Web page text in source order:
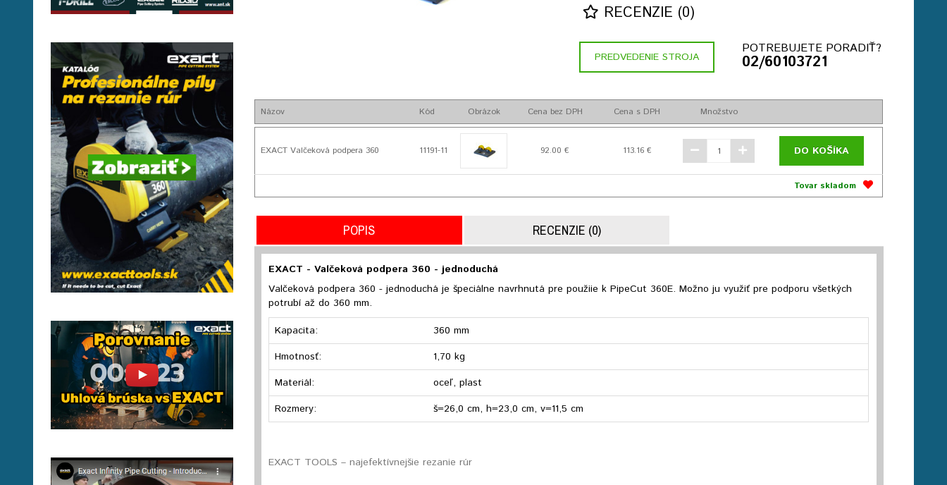
RECENZIE (0)
PREDVEDENIE STROJA
POTREBUJETE PORADIŤ?
02/60103721
Názov Kód Obrázok Cena bez DPH Cena s DPH Množstvo
EXACT Valčeková podpera 360 11191-11 92.00 € 113.16 € DO KOŠÍKA
Tovar skladom
POPIS RECENZIE (0)
EXACT - Valčeková podpera 360 - jednoduchá
Valčeková podpera 360 - jednoduchá je špeciálne navrhnutá pre použiie k PipeCut 360E. Možno ju využiť pre podporu všetkých
potrubí až do 360 mm.
Kapacita:
360 mm
Hmotnosť:
1,70 kg
Materiál:
oceľ, plast
Rozmery:
š=26,0 cm, h=23,0 cm, v=11,5 cm
EXACT TOOLS – najefektívnejšie rezanie rúr